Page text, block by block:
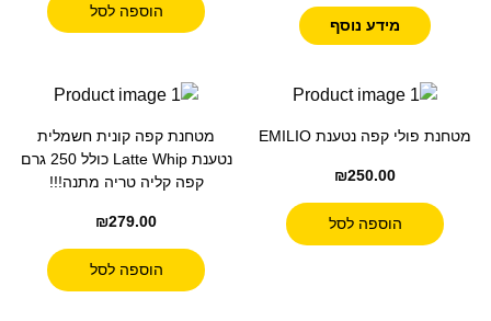
מידע נוסף
הוספה לסל
מטחנת פולי קפה נטענת EMILIO
₪250.00
הוספה לסל
מטחנת קפה קונית חשמלית
נטענת Latte Whip כולל 250 גרם
קפה קליה טריה מתנה!!!
₪279.00
הוספה לסל